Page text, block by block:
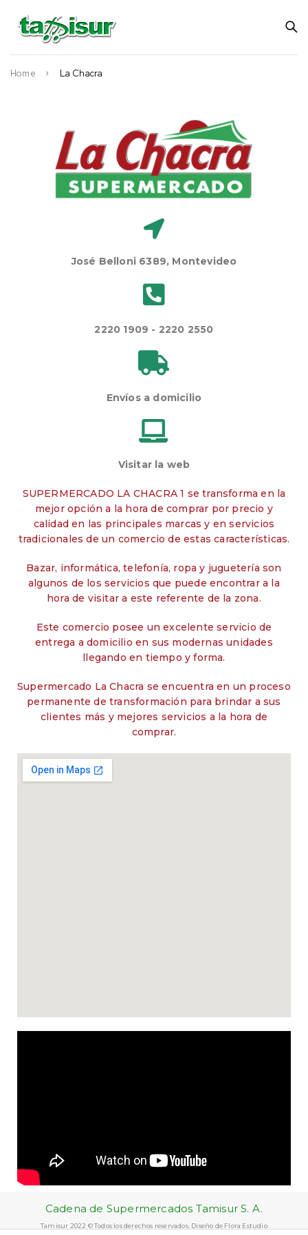
Home La Chacra
José Belloni 6389, Montevideo
2220 1909 - 2220 2550
Envíos a domicilio
Visitar la web
SUPERMERCADO LA CHACRA 1 se transforma en la
mejor opción a la hora de comprar por precio y
calidad en las principales marcas y en servicios
tradicionales de un comercio de estas características.
Bazar, informática, telefonía, ropa y juguetería son
algunos de los servicios que puede encontrar a la
hora de visitar a este referente de la zona.
Este comercio posee un excelente servicio de
entrega a domicilio en sus modernas unidades
llegando en tiempo y forma.
Supermercado La Chacra se encuentra en un proceso
permanente de transformación para brindar a sus
clientes más y mejores servicios a la hora de
comprar.
Cadena de Supermercados Tamisur S. A.
Tamisur 2022 © Todos los derechos reservados. Diseño de Flora Estudio